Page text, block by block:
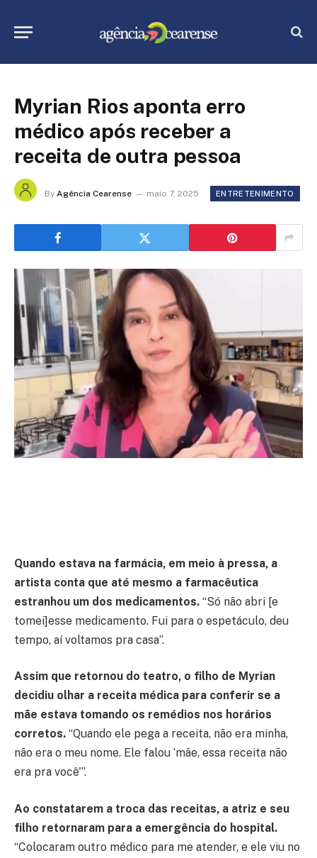
Myrian Rios aponta erro
médico após receber a
receita de outra pessoa
By Agência Cearense maio 7, 2025 ENTRETENIMENTO
Quando estava na farmácia, em meio à pressa, a
artista conta que até mesmo a farmacêutica
estranhou um dos medicamentos. “Só não abri [e
tomei]esse medicamento. Fui para o espetáculo, deu
tempo, aí voltamos pra casa”.
Assim que retornou do teatro, o filho de Myrian
decidiu olhar a receita médica para conferir se a
mãe estava tomando os remédios nos horários
corretos. “Quando ele pega a receita, não era minha,
não era o meu nome. Ele falou ‘mãe, essa receita não
era pra você'”.
Ao constatarem a troca das receitas, a atriz e seu
filho retornaram para a emergência do hospital.
“Colocaram outro médico para me atender, e ele viu no